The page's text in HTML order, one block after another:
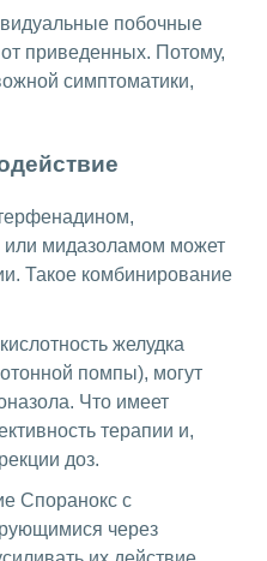
побочные
приведенных. Потому,
симптоматики,
или мидазоламом может
Такое комбинирование
желудка
помпы), могут
Что имеет
терапии и,
доз.
Споранокс с
через